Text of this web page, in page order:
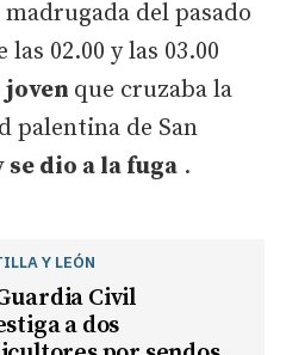
del pasado
02.00 y las 03.00
que cruzaba la
palentina de San
se dio a la fuga .
Y LEÓN
Civil
a dos